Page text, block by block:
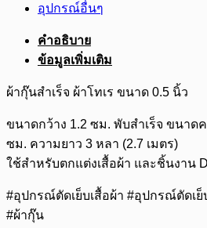
อุปกรณ์อื่นๆ
คำอธิบาย
ข้อมูลเพิ่มเติม
ผ้ากุ๊นสำเร็จ ผ้าโทเร ขนาด 0.5 นิ้ว
ขนาดกว้าง 1.2 ซม. พับสำเร็จ ขนาด
ซม. ความยาว 3 หลา (2.7 เมตร)
ใช้สำหรับตกแต่งเสื้อผ้า และชิ้นงาน
#อุปกรณ์ตัดเย็บเสื้อผ้า #อุปกรณ์ตัดเ
#ผ้ากุ๊น